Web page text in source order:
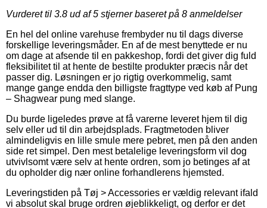
Vurderet til 3.8 ud af 5 stjerner baseret på 8 anmeldelser
En hel del online varehuse frembyder nu til dags diverse
forskellige leveringsmåder. En af de mest benyttede er nu
om dage at afsende til en pakkeshop, fordi det giver dig fuld
fleksibilitet til at hente de bestilte produkter præcis når det
passer dig. Løsningen er jo rigtig overkommelig, samt
mange gange endda den billigste fragttype ved køb af Pung
– Shagwear pung med slange.
Du burde ligeledes prøve at få varerne leveret hjem til dig
selv eller ud til din arbejdsplads. Fragtmetoden bliver
almindeligvis en lille smule mere pebret, men på den anden
side ret simpel. Den mest betalelige leveringsform vil dog
utvivlsomt være selv at hente ordren, som jo betinges af at
du opholder dig nær online forhandlerens hjemsted.
Leveringstiden på Tøj > Accessories er vældig relevant ifald
vi absolut skal bruge ordren øjeblikkeligt, og derfor er det